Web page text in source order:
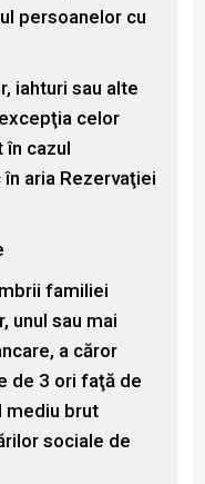
persoanelor cu
iahturi sau alte
celor
în cazul
aria Rezervaţiei
familiei
unul sau mai
a căror
de 3 ori faţă de
mediu brut
sociale de